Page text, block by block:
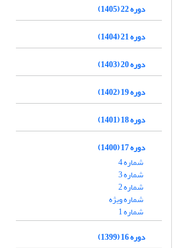
دوره 22 (1405)
دوره 21 (1404)
دوره 20 (1403)
دوره 19 (1402)
دوره 18 (1401)
دوره 17 (1400)
شماره 4
شماره 3
شماره 2
شماره ویژه
شماره 1
دوره 16 (1399)